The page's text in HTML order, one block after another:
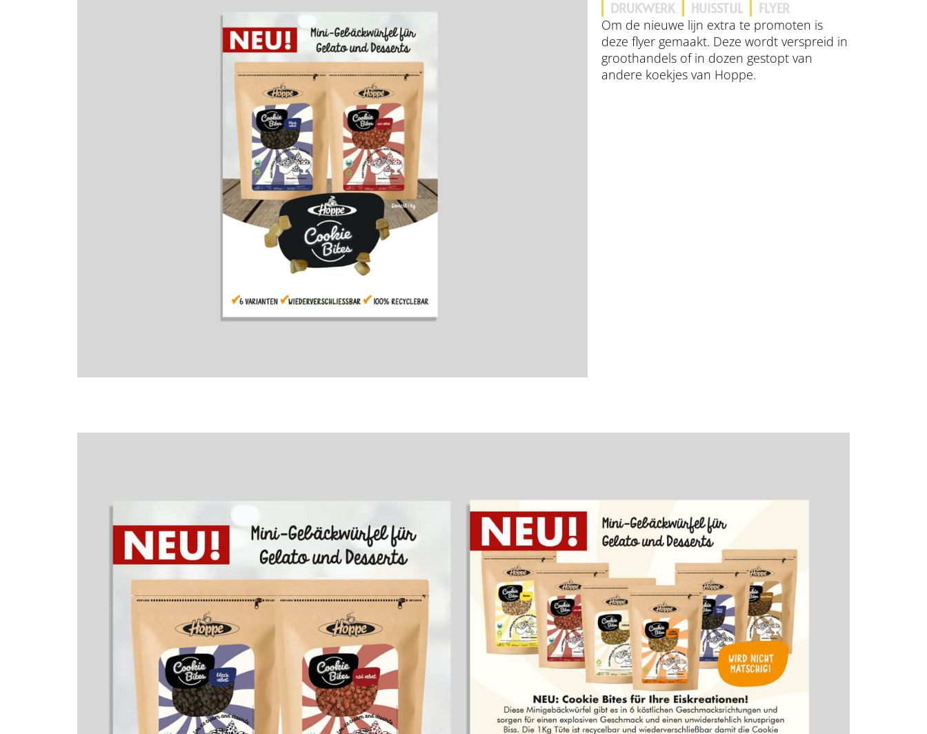
DRUKWERK HUISSTIJL
FLYER
Om de nieuwe lijn extra te promoten is
deze flyer gemaakt. Deze wordt verspreid in
groothandels of in dozen gestopt van
andere koekjes van Hoppe.